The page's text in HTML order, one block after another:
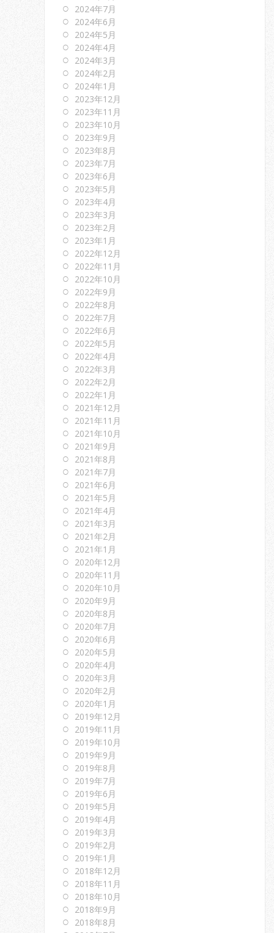
2024年7月
2024年6月
2024年5月
2024年4月
2024年3月
2024年2月
2024年1月
2023年12月
2023年11月
2023年10月
2023年9月
2023年8月
2023年7月
2023年6月
2023年5月
2023年4月
2023年3月
2023年2月
2023年1月
2022年12月
2022年11月
2022年10月
2022年9月
2022年8月
2022年7月
2022年6月
2022年5月
2022年4月
2022年3月
2022年2月
2022年1月
2021年12月
2021年11月
2021年10月
2021年9月
2021年8月
2021年7月
2021年6月
2021年5月
2021年4月
2021年3月
2021年2月
2021年1月
2020年12月
2020年11月
2020年10月
2020年9月
2020年8月
2020年7月
2020年6月
2020年5月
2020年4月
2020年3月
2020年2月
2020年1月
2019年12月
2019年11月
2019年10月
2019年9月
2019年8月
2019年7月
2019年6月
2019年5月
2019年4月
2019年3月
2019年2月
2019年1月
2018年12月
2018年11月
2018年10月
2018年9月
2018年8月